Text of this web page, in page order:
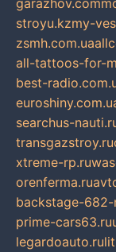
garazhov.com
stroyu.kzmy-
zsmh.com.ua
all-tattoos-for-
best-
searchus-
transgazstroy.ru
xtreme-rp.ru
orenferma.ru
backstage-682-
prime-cars63.ru
legardoauto.ru